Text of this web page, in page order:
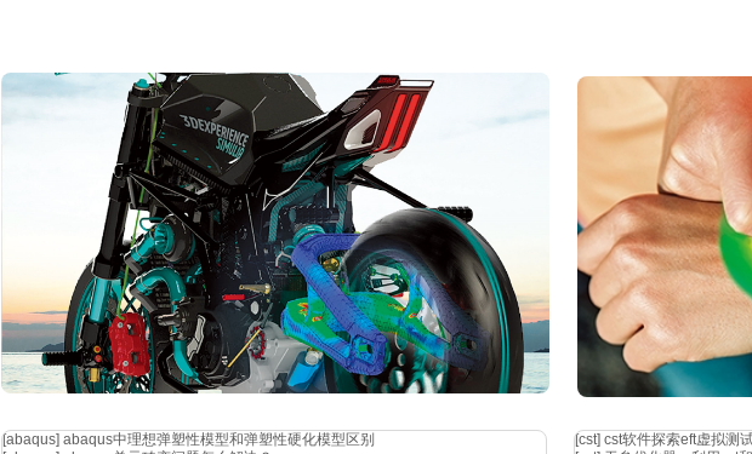
划分梁柱
划分楼板
3. 网格划分过程示意图
[abaqus] abaqus中理想弹塑性模型和弹塑性硬化模型区别
[cst] cst软件探索eft虚拟测